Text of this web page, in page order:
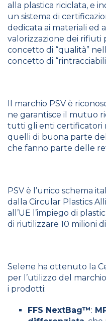
alla plastica riciclata, e
un sistema di
dedicata ai materiali ed
valorizzazione dei rifiuti
concetto di “qualità”
concetto di
Il marchio PSV è
ne garantisce il mutuo
tutti gli enti certificatori
quelli di buona parte
che fanno parte delle
PSV è l’unico schema
dalla Circular Plastics
all’UE l’impiego di
di riutilizzare 10 milioni
Selene ha ottenuto la
per l’utilizzo del
i prodotti:
FFS NextBag™: